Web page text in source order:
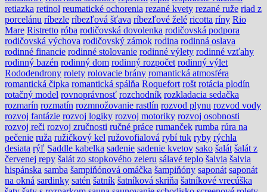
retiazka retinol reumatické ochorenia rezané kvety rezané ruže riad z
porcelánu ríbezle ríbezľová šťava ríbezľové želé ricotta ríny Rio
Mare Ristretto róba rodičovská dovolenka rodičovská podpora
rodičovská výchova rodičovský zámok rodina rodinná oslava
rodinné financie rodinné stolovanie rodinné výlety rodinné vzťahy
rodinný bazén rodinný dom rodinný rozpočet rodinný výlet
Rododendrony rolety rolovacie brány romantická atmosféra
romantická čipka romantická spálňa Roquefort rošt rotácia plodín
rotačný model rovnoprávnosť rozchodník rozkladacia sedačka
rozmarín rozmatín rozmnožovanie rastlín rozvod plynu rozvod vody
rozvoj fantázie rozvoj logiky rozvoj motoriky rozvoj osobnosti
rozvoj reči rozvoj zručnosti ručné práce rumanček rumba rúra na
pečenie ruža ružičkový kel ružovofialová rybí tuk ryby rýchla
desiata rýľ Saddle kabelka sadenie sadenie kvetov sako šalát šalát z
červenej repy šalát zo stopkového zeleru sálavé teplo šalvia šalvia
hispánska samba šampiňónová omáčka šampiňóny saponát saponát
na okná sardinky satén šatník šatníková skriňa šatníkové vrecúška